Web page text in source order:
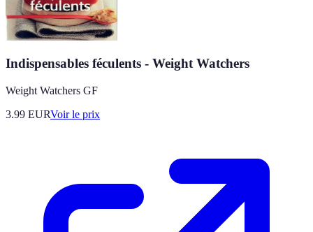
Indispensables féculents - Weight Watchers
Weight Watchers GF
3.99 EURVoir le prix